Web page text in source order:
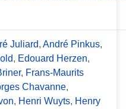
Juliard, André Pinkus,
, Edouard Herzen,
, Frans-Maurits
Chavanne,
, Henri Wuyts, Henry